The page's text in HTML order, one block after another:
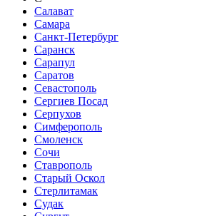
Салават
Самара
Санкт-Петербург
Саранск
Сарапул
Саратов
Севастополь
Сергиев Посад
Серпухов
Симферополь
Смоленск
Сочи
Ставрополь
Старый Оскол
Стерлитамак
Судак